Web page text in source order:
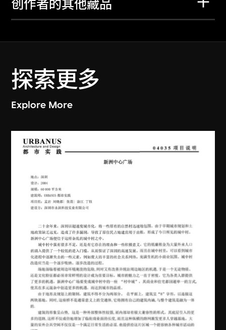
创作者的其他藏品
探索更多
Explore More